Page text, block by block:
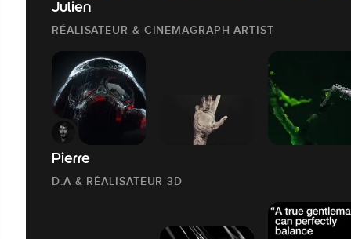
Julien
RÉALISATEUR & CINEMAGRAPH ARTIST
Pierre
D.A & RÉALISATEUR 3D